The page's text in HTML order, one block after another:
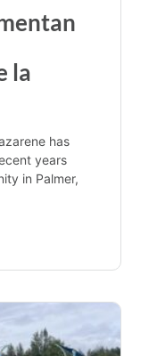
la
has
years
in Palmer,